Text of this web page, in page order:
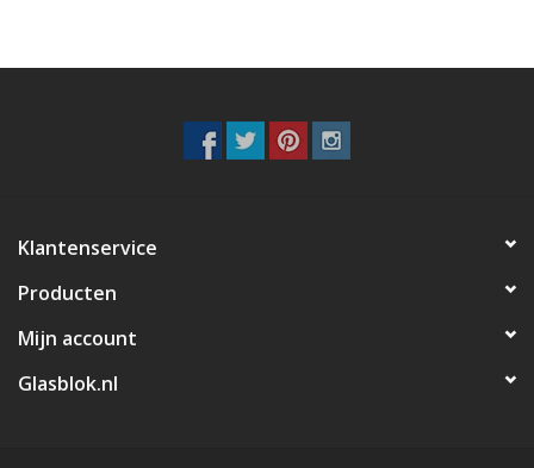
Klantenservice
Producten
Mijn account
Glasblok.nl